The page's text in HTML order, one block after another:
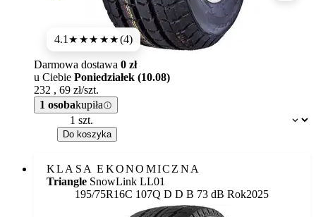
4.1 ★★★★★(4)
Dostępność:
Darmowa dostawa 0 zł
u Ciebie Poniedziałek (10.08)
232 , 69 zł/szt.
1 osobakupiła
Do koszyka
KLASA EKONOMICZNA
Triangle SnowLink LL01
195/75R16C 107Q Etykieta:
D D B 73 dB Rok2025